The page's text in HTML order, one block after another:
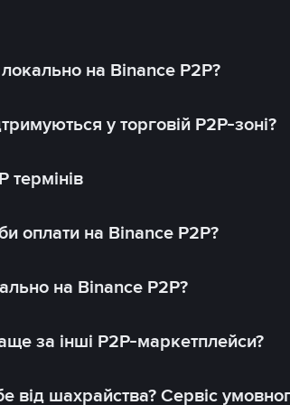
на Binance P2P?
у торговій P2P-зоні?
термінів
оплати на Binance P2P?
на Binance P2P?
за інші P2P-маркетплейси?
від шахрайства? Сервіс